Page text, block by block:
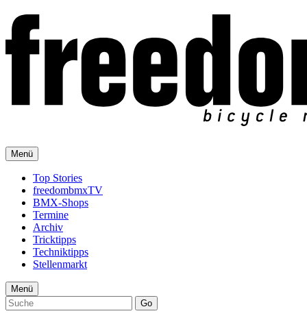
Menü
Top Stories
freedombmxTV
BMX-Shops
Termine
Archiv
Tricktipps
Techniktipps
Stellenmarkt
Menü
Go